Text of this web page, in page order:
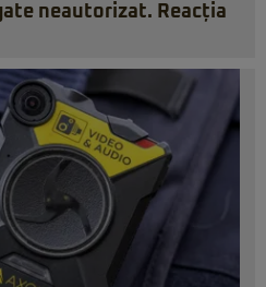
neautorizat. Reacția